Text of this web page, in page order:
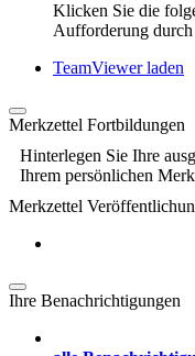
Klicken Sie die
Aufforderung durch
TeamViewer laden
Merkzettel Fortbildungen
Hinterlegen Sie Ihre
Ihrem persönlichen
Merkzettel
Ihre Benachrichtigungen